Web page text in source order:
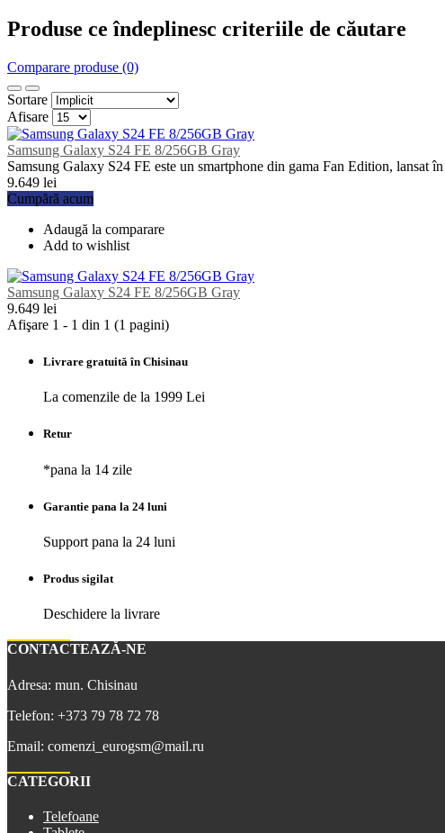
Produse ce îndeplinesc criteriile de căutare
Comparare produse (0)
Sortare
Afisare
Samsung Galaxy S24 FE 8/256GB Gray
Samsung Galaxy S24 FE este un smartphone din gama Fan Edition, lansat
9.649 lei
Cumpără acum
Adaugă la comparare
Add to wishlist
Samsung Galaxy S24 FE 8/256GB Gray
9.649 lei
Afişare 1 - 1 din 1 (1 pagini)
Livrare gratuită în Chisinau
La comenzile de la 1999 Lei
Retur
*pana la 14 zile
Garantie pana la 24 luni
Support pana la 24 luni
Produs sigilat
Deschidere la livrare
CONTACTEAZĂ-NE
Adresa: mun. Chisinau
Telefon: +373 79 78 72 78
Email: comenzi_eurogsm@mail.ru
CATEGORII
Telefoane